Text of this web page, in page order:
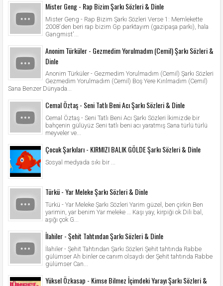
Mister Geng - Rap Bizim Şarkı Sözleri & Dinle
Mister Geng - Rap Bizim Şarkı Sözleri Verse 1: Memlekette
2008'den beri rap bizim Gp parktayım (gazipaşa parkı), hala
Gangmist'...
Anonim Türküler - Gezmedim Yorulmadım (Cemil) Şarkı Sözleri &
Dinle
Anonim Türküler - Gezmedim Yorulmadım (Cemil) Şarkı Sözleri
Gezmedim Yorulmadım (Cemil) Boş Yere Kırılmadım (Cemil)
Sana Benzer Dünyada...
Cemal Öztaş - Seni Tatlı Beni Acı Şarkı Sözleri & Dinle
Cemal Öztaş - Seni Tatlı Beni Acı Şarkı Sözleri İkimizde bir
bahçenin gülüyüz Seni tatlı beni acı yaratmış Sana türlü türlü
meyveler ve...
Çocuk Şarkıları - KIRMIZI BALIK GÖLDE Şarkı Sözleri & Dinle
Sosyal medyada sıkı bir ...
Türkü - Yar Meleke Şarkı Sözleri & Dinle
Türkü - Yar Meleke Şarkı Sözleri Yarim güzel, ben çirkin Ben
yarimin, yar benim Yar meleke … Kaşı yay, kirpiği ok Dili bal,
aşığı çok G...
İlahiler - Şehit Tahtından Şarkı Sözleri & Dinle
İlahiler - Şehit Tahtından Şarkı Sözleri Şehit tahtında Rabbe
gülümser Ah binler ce canım olsaydı der Şehit tahtında Rabbe
gülümser Can...
Yüksel Özkasap - Kimse Bilmez İçimdeki Yarayı Şarkı Sözleri &